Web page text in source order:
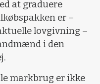
at graduere
er –
lovgivning –
i den
markbrug er ikke